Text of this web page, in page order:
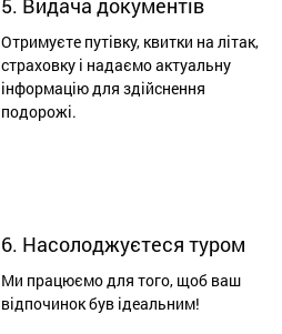
5. Видача документів
Отримуєте путівку, квитки на літак,
страховку і надаємо актуальну
інформацію для здійснення
подорожі.
6. Насолоджуєтеся туром
Ми працюємо для того, щоб ваш
відпочинок був ідеальним!